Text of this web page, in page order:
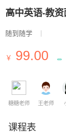
高中英语-教资
随到随学 |
￥ 99.00
糖糖老师 王老师
课程表